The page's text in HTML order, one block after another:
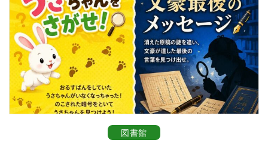
図書館